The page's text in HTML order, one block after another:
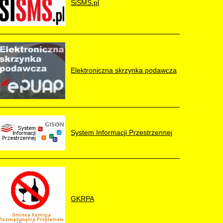
SiSMS.pl
Elektroniczna skrzynka podawcza
System Informacji Przestrzennej
GKRPA